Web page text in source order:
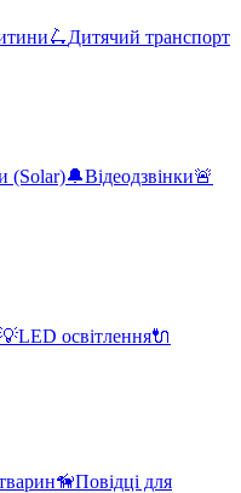
🛴Дитячий транспорт
(Solar)🔔Відеодзвінки🚨
💡LED освітлення🔌
🦮Повідці для